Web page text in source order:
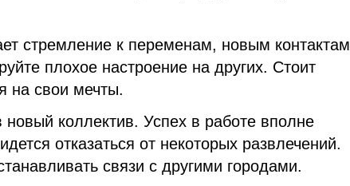
стремление к переменам, новым контактам
плохое настроение на других. Стоит
на свои мечты.
новый коллектив. Успех в работе вполне
отказаться от некоторых развлечений.
связи с другими городами.